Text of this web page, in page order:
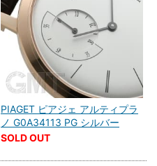
PIAGET ピアジェ アルティプラ
ノ G0A34113 PG シルバー
SOLD OUT